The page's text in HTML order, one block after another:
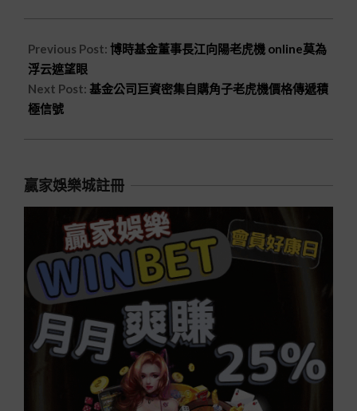
Previous Post: 博時基金董事長江向陽老虎機 online莫為
浮云遮望眼
Next Post: 基金公司巨資密集自購角子老虎機價格傳遞積
極信號
贏家娛樂城註冊